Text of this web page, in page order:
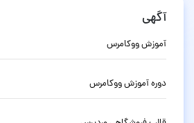
آگهی
آموزش ووکامرس
دوره آموزش ووکامرس